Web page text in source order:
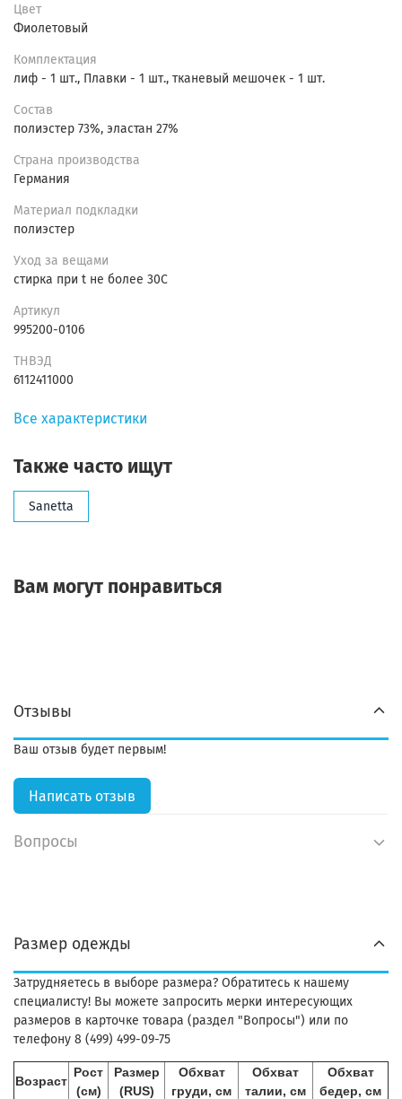
Цвет
Фиолетовый
Комплектация
лиф - 1 шт., Плавки - 1 шт., тканевый мешочек - 1 шт.
Состав
полиэстер 73%, эластан 27%
Страна производства
Германия
Материал подкладки
полиэстер
Уход за вещами
стирка при t не более 30С
Артикул
995200-0106
ТНВЭД
6112411000
Все характеристики
Также часто ищут
Sanetta
Вам могут понравиться
Отзывы
Ваш отзыв будет первым!
Написать отзыв
Вопросы
Размер одежды
Затрудняетесь в выборе размера? Обратитесь к нашему
специалисту! Вы можете запросить мерки интересующих
размеров в карточке товара (раздел "Вопросы") или по
телефону 8 (499) 499-09-75
Возраст
Рост
(см)
Размер
(RUS)
Обхват
груди, см
Обхват
талии, см
Обхват
бедер, см